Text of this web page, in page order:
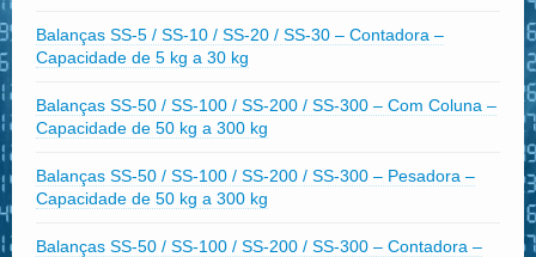
Balanças SS-5 / SS-10 / SS-20 / SS-30 – Contadora –
Capacidade de 5 kg a 30 kg
Balanças SS-50 / SS-100 / SS-200 / SS-300 – Com Coluna –
Capacidade de 50 kg a 300 kg
Balanças SS-50 / SS-100 / SS-200 / SS-300 – Pesadora –
Capacidade de 50 kg a 300 kg
Balanças SS-50 / SS-100 / SS-200 / SS-300 – Contadora –